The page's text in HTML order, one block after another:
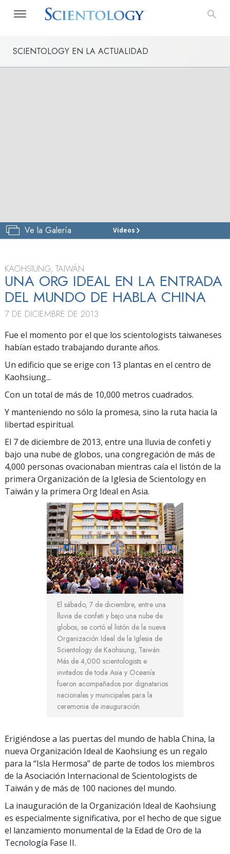
SCIENTOLOGY EN LA ACTUALIDAD
Ve la Galería Videos
IGLESIA
VISITAR
KAOHSIUNG, TAIWÁN
UNA ORG IDEAL EN LA ENTRADA
DEL MUNDO DE HABLA CHINA
7 DE DICIEMBRE DE 2013
Fue el momento por el que los scientologists taiwaneses
habían estado trabajando durante años.
Un edificio que se erige con 13 plantas en el centro de
Kaohsiung...
Con un total de más de 10,000 metros cuadrados.
Y manteniendo no sólo la promesa, sino la ruta hacia la
libertad espiritual.
El 7 de diciembre de 2013, entre una lluvia de confeti y
bajo una nube de globos, una congregación de más de
4,000 personas ovacionaban mientras caía el listón de la
primera Organización de la Iglesia de Scientology en
Taiwán y la primera Org Ideal en Asia.
El sábado, 7 de diciembre, entre una
lluvia de confeti y bajo una nube de
globos, se cortó el listón de la nueva
Organización Ideal de la Iglesia de
Scientology de Kaohsiung, Taiwán.
Más de 4,000 scientologists e
invitados de toda Asia y Oceanía
fueron acompañados por dignatarios
nacionales y municipales para la
ceremonia de inauguración.
Erigiéndose a las puertas del mundo de habla China, la
nueva Organización Ideal de Kaohsiung es un regalo
para la “Isla Hermosa” de parte de todos los miembros
de la Asociación Internacional de Scientologists de
Taiwán y de más de 100 naciones del mundo.
La inauguración de la Organización Ideal de Kaohsiung
es especialmente significativa, por el hecho de que sigue
el lanzamiento monumental de la Edad de Oro de la
Tecnología Fase II.